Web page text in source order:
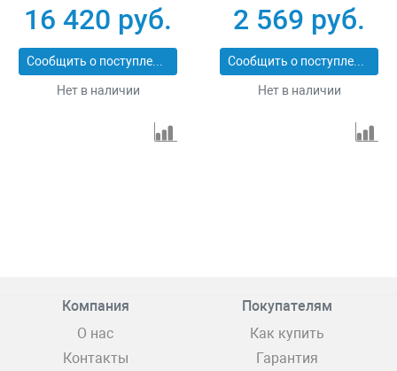
16 420 руб.
Сообщить о поступлении
Нет в наличии
Зубр ViX ЗО-Е-3.6
ЛиМ1
2 569 руб.
Сообщить о поступлении
Нет в наличии
Компания
О нас
Контакты
Покупателям
Как купить
Гарантия